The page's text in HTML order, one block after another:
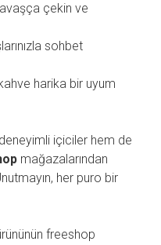
çekin ve
sohbet
harika bir uyum
içiciler hem de
mağazalarından
her puro bir
freeshop